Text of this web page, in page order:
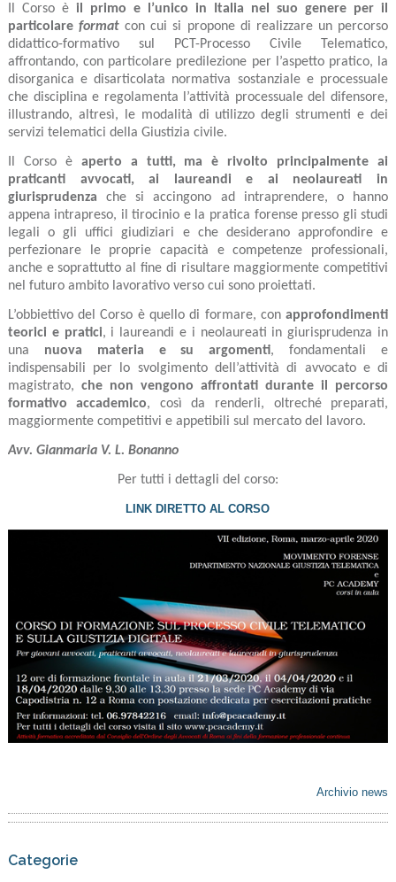
Il Corso è il primo e l’unico in Italia nel suo genere per il
particolareformat con cui si propone di realizzare un percorso
didattico-formativo sul PCT-Processo Civile Telematico,
affrontando, con particolare predilezione per l’aspetto pratico, la
disorganica e disarticolata normativa sostanziale e processuale
che disciplina e regolamenta l’attività processuale del difensore,
illustrando, altresì, le modalità di utilizzo degli strumenti e dei
servizi telematici della Giustizia civile.
Il Corso èaperto a tutti, ma è rivolto principalmente ai
praticanti avvocati, ai laureandi e ai neolaureati in
giurisprudenza che si accingono ad intraprendere, o hanno
appena intrapreso, il tirocinio e la pratica forense presso gli studi
legali o gli uffici giudiziari e che desiderano approfondire e
perfezionare le proprie capacità e competenze professionali,
anche e soprattutto al fine di risultare maggiormente competitivi
nel futuro ambito lavorativo verso cui sono proiettati.
L’obbiettivo del Corso è quello di formare, conapprofondimenti
teorici e pratici, i laureandi e i neolaureati in giurisprudenza in
una nuova materia e su argomenti, fondamentali e
indispensabili per lo svolgimento dell’attività di avvocato e di
magistrato, che non vengono affrontati durante il percorso
formativo accademico, così da renderli, oltreché preparati,
maggiormente competitivi e appetibili sul mercato del lavoro.
Avv. Gianmaria V. L. Bonanno
Per tutti i dettagli del corso:
LINK DIRETTO AL CORSO
Archivio news
Categorie